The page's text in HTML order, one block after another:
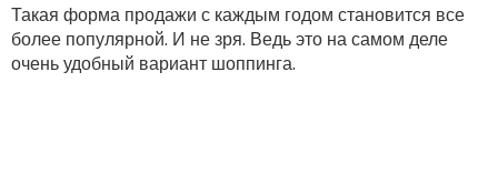
Такая форма продажи с каждым годом становится все
более популярной. И не зря. Ведь это на самом деле
очень удобный вариант шоппинга.